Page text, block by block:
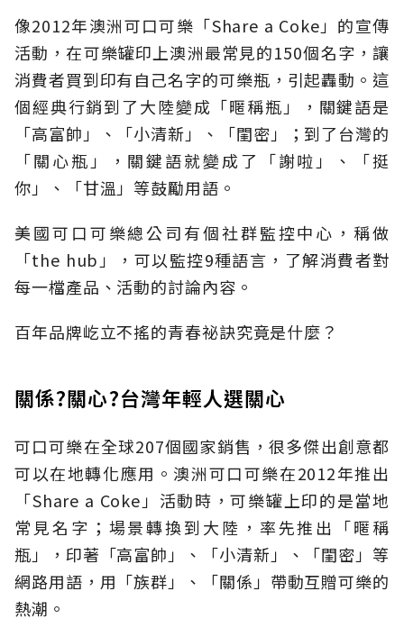
像2012年澳洲可口可樂「Share a Coke」的宣傳
活動，在可樂罐印上澳洲最常見的150個名字，讓
消費者買到印有自己名字的可樂瓶，引起轟動。這
個經典行銷到了大陸變成「暱稱瓶」，關鍵語是
「高富帥」、「小清新」、「閨密」；到了台灣的
「關心瓶」，關鍵語就變成了「謝啦」、「挺
你」、「甘溫」等鼓勵用語。
美國可口可樂總公司有個社群監控中心，稱做
「the hub」，可以監控9種語言，了解消費者對
每一檔產品、活動的討論內容。
百年品牌屹立不搖的青春祕訣究竟是什麼？
關係?關心?台灣年輕人選關心
可口可樂在全球207個國家銷售，很多傑出創意都
可以在地轉化應用。澳洲可口可樂在2012年推出
「Share a Coke」活動時，可樂罐上印的是當地
常見名字；場景轉換到大陸，率先推出「暱稱
瓶」，印著「高富帥」、「小清新」、「閨密」等
網路用語，用「族群」、「關係」帶動互贈可樂的
熱潮。